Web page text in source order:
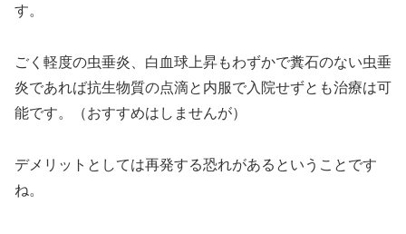
す。
ごく軽度の虫垂炎、白血球上昇もわずかで糞石のない虫垂
炎であれば抗生物質の点滴と内服で入院せずとも治療は可
能です。（おすすめはしませんが）
デメリットとしては再発する恐れがあるということです
ね。